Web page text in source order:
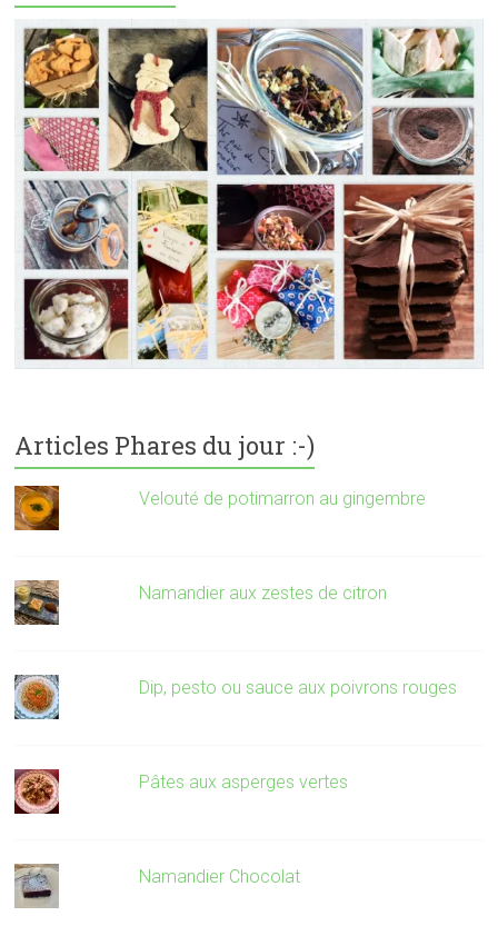
Articles Phares du jour :-)
Velouté de potimarron au gingembre
Namandier aux zestes de citron
Dip, pesto ou sauce aux poivrons rouges
Pâtes aux asperges vertes
Namandier Chocolat